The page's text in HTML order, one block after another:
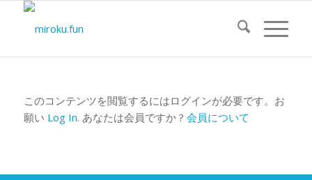
このコンテンツを閲覧するにはログインが必要です。お
願い Log In. あなたは会員ですか ? 会員について